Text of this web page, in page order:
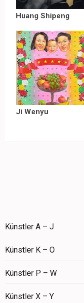
Huang Shipeng
Ji Wenyu
Künstler A – J
Künstler K – O
Künstler P – W
Künstler X – Y